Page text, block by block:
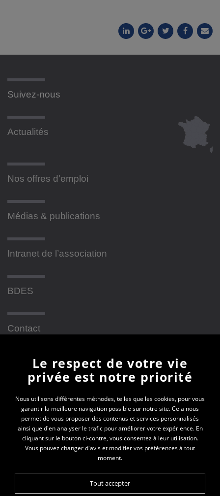
Suivez-nous
Actualités
Nos offres d’emploi
Médias & publications
Intranet de l’association
BDES
Contact
Newsletter
En vous inscrivant à la newsletter, vous recevrez
toutes les actualités des PEP 69
Votre e-mail*
Le respect de votre vie
privée est notre priorité
Nous utilisons différentes méthodes, telles que les cookies, pour vous
garantir la meilleure navigation possible sur notre site. Cela nous
permet de vous proposer des contenus et services personnalisés
ainsi que d'en analyser le trafic pour améliorer votre expérience. En
cliquant sur le bouton ci-contre, vous consentez à leur utilisation.
Vous pouvez changer d'avis et modifier vos préférences à tout
moment.
Tout accepter